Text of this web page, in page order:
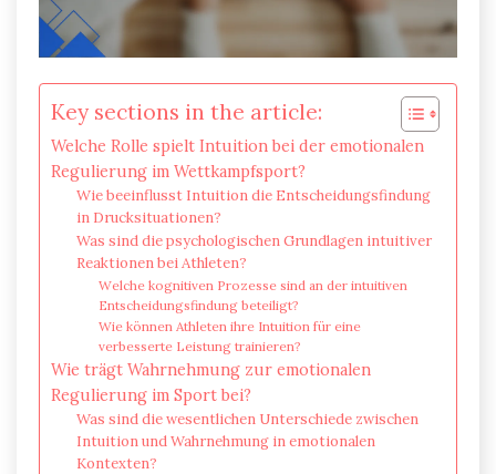
Key sections in the article:
Welche Rolle spielt Intuition bei der emotionalen
Regulierung im Wettkampfsport?
Wie beeinflusst Intuition die Entscheidungsfindung
in Drucksituationen?
Was sind die psychologischen Grundlagen intuitiver
Reaktionen bei Athleten?
Welche kognitiven Prozesse sind an der intuitiven
Entscheidungsfindung beteiligt?
Wie können Athleten ihre Intuition für eine
verbesserte Leistung trainieren?
Wie trägt Wahrnehmung zur emotionalen
Regulierung im Sport bei?
Was sind die wesentlichen Unterschiede zwischen
Intuition und Wahrnehmung in emotionalen
Kontexten?